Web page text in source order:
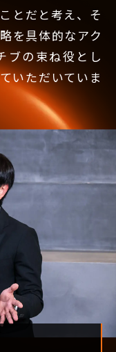
とだと考え、そ
を具体的なアク
ブの束ね役とし
いただいていま